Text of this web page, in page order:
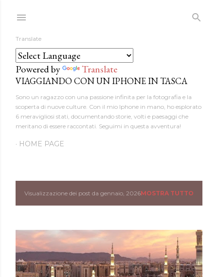
Translate
Powered by Translate
VIAGGIANDO CON UN IPHONE IN TASCA
Sono un ragazzo con una passione infinita per la fotografia e la
scoperta di nuove culture. Con il mio Iphone in mano, ho esplorato
6 meravigliosi stati, documentando storie, volti e paesaggi che
meritano di essere raccontati. Seguimi in questa avventura!
HOME PAGE
P
s
t
Visualizzazione dei post da gennaio, 2026MOSTRA TUTTO